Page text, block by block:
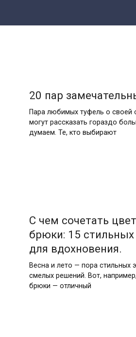
20 пар
Пара любимых туфель о своей
могут рассказать гораздо
думаем. Те, кто выбирают
С чем сочетать
брюки: 15 стильных
для вдохновения.
Весна и лето — пора стильных
смелых решений. Вот,
брюки — отличный